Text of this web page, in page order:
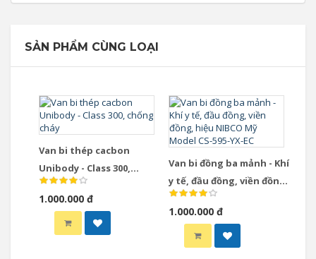
SẢN PHẨM CÙNG LOẠI
Van bi thép cacbon
Unibody - Class 300,
chống cháy
1.000.000 đ
Van bi đồng ba mảnh - Khí
y tế, đầu đồng, viền đồng,
hiệu NIBCO Mỹ Model CS-
595-YX-EC
1.000.000 đ